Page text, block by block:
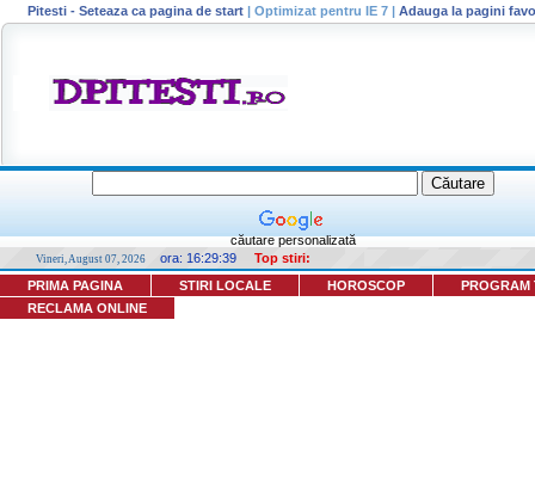
Pitesti - Seteaza ca pagina de start | Optimizat pentru IE 7 | Adauga la pagini
căutare personalizată
Vineri, August 07, 2026 ora: 16:29:39
Top stiri:
PRIMA PAGINA
STIRI LOCALE HOROSCOP
PROGRAM
RECLAMA ONLINE